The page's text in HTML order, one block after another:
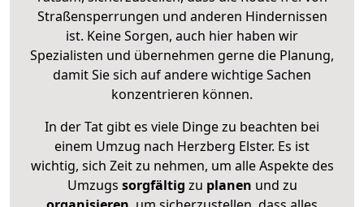
Straßensperrungen und anderen Hindernissen
ist. Keine Sorgen, auch hier haben wir
Spezialisten und übernehmen gerne die Planung,
damit Sie sich auf andere wichtige Sachen
konzentrieren können.
In der Tat gibt es viele Dinge zu beachten bei
einem Umzug nach Herzberg Elster. Es ist
wichtig, sich Zeit zu nehmen, um alle Aspekte des
Umzugs sorgfältig zu planen und zu